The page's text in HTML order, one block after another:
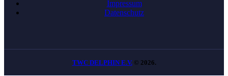
Impressum
Datenschutz
TWC DELPHIN E.V.© 2026.